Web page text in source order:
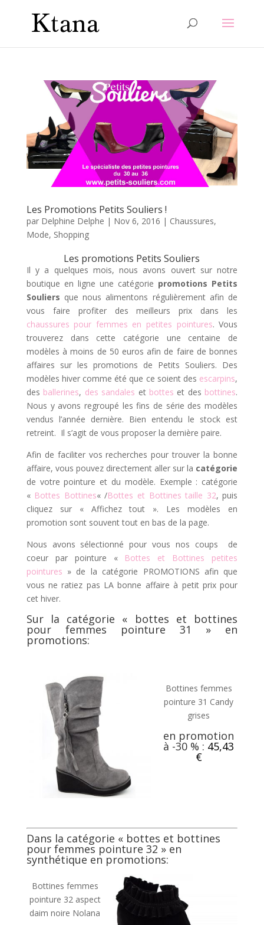
Les Promotions Petits Souliers !
par Delphine Delphe | Nov 6, 2016 | Chaussures,
Mode, Shopping
Les promotions Petits Souliers
Il y a quelques mois, nous avons ouvert sur notre
boutique en ligne une catégorie promotions Petits
Souliers que nous alimentons régulièrement afin de
vous faire profiter des meilleurs prix dans les
chaussures pour femmes en petites pointures. Vous
trouverez dans cette catégorie une centaine de
modèles à moins de 50 euros afin de faire de bonnes
affaires sur les promotions de Petits Souliers. Des
modèles hiver comme été que ce soient des escarpins,
des ballerines, des sandales et bottes et des bottines.
Nous y avons regroupé les fins de série des modèles
vendus l’année dernière. Bien entendu le stock est
retreint. Il s’agit de vous proposer la dernière paire.
Afin de faciliter vos recherches pour trouver la bonne
affaire, vous pouvez directement aller sur la catégorie
de votre pointure et du modèle. Exemple : catégorie
« Bottes Bottines« /Bottes et Bottines taille 32, puis
cliquez sur « Affichez tout ». Les modèles en
promotion sont souvent tout en bas de la page.
Nous avons sélectionné pour vous nos coups de
coeur par pointure « Bottes et Bottines petites
pointures » de la catégorie PROMOTIONS afin que
vous ne ratiez pas LA bonne affaire à petit prix pour
cet hiver.
Sur la catégorie « bottes et bottines
pour femmes pointure 31 » en
promotions:
Bottines femmes
pointure 31 Candy
grises
en promotion
à -30 % : 45,43
€
Dans la catégorie « bottes et bottines
pour femmes pointure 32 » en
synthétique en promotions:
Bottines femmes
pointure 32 aspect
daim noire Nolana